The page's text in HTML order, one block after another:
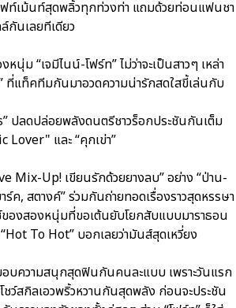
ฟท์เม้นท์สุดพลิ้วทุกท่วงท่า แถมด้วยท่อนแฟนชา
นเลยทีเดียว
ม “เจมีไนน์-โฟร์ท” ไม่ว่าจะเป็นสาวๆ เหล่า
แท็คทีมกันมาอวดความน่ารักสดใสขี้เล่นกับ
” ปลดปล่อยพลังดนตรีชาวร็อกประชันกันเต็ม
Lover" และ “คุกเข่า”
Mix-Up! เขียนรักด้วยยางลบ” อย่าง “ป่าน-
ค, สตางค์” ร่วมกันถ่ายทอดเรื่องราวสุดหรรษา
องสองหนุ่มที่ขอเต้นยับโยกสับแบบมาราธอน
To Hot” บอกเลยว่ามันส์สุดเหวี่ยง
บความสนุกสุดฟินกันคนละแบบ เพราะวันแรก
ชว์สกิลเอวพริ้วหวานกันสุดพลัง ก่อนจะประชัน